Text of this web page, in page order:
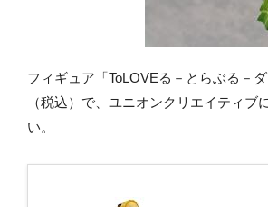
フィギュア「ToLOVEる－とらぶる－
（税込）で、ユニオンクリエイティブ
い。